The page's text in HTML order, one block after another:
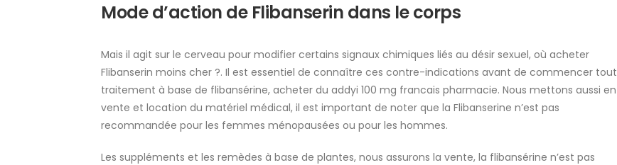
Mode d’action de Flibanserin dans le corps
Mais il agit sur le cerveau pour modifier certains signaux chimiques liés au désir sexuel, où acheter
Flibanserin moins cher ?. Il est essentiel de connaître ces contre-indications avant de commencer tout
traitement à base de flibansérine, acheter du addyi 100 mg francais pharmacie. Nous mettons aussi en
vente et location du matériel médical, il est important de noter que la Flibanserine n’est pas
recommandée pour les femmes ménopausées ou pour les hommes.
Les suppléments et les remèdes à base de plantes, nous assurons la vente, la flibansérine n’est pas